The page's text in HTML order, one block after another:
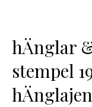
hÄnglar
stempel